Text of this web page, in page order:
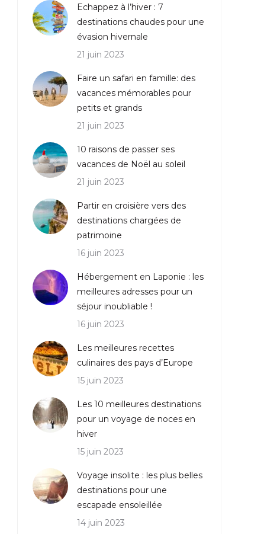
Echappez à l’hiver : 7
destinations chaudes pour une
évasion hivernale
21 juin 2023
Faire un safari en famille: des
vacances mémorables pour
petits et grands
21 juin 2023
10 raisons de passer ses
vacances de Noël au soleil
21 juin 2023
Partir en croisière vers des
destinations chargées de
patrimoine
16 juin 2023
Hébergement en Laponie : les
meilleures adresses pour un
séjour inoubliable !
16 juin 2023
Les meilleures recettes
culinaires des pays d’Europe
15 juin 2023
Les 10 meilleures destinations
pour un voyage de noces en
hiver
15 juin 2023
Voyage insolite : les plus belles
destinations pour une
escapade ensoleillée
14 juin 2023